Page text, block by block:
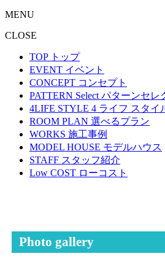
MENU
CLOSE
TOP トップ
EVENT イベント
CONCEPT コンセプト
PATTERN Select パターンセレ
4LIFE STYLE 4 ライフ スタイ
ROOM PLAN 選べるプラン
WORKS 施工事例
MODEL HOUSE モデルハウス
STAFF スタッフ紹介
Low COST ローコスト
Photo gallery